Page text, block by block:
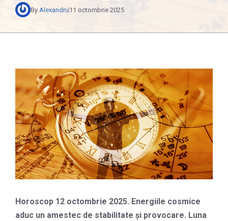
By Alexandru 11 octombrie 2025
Horoscop 12 octombrie 2025. Energiile cosmice
aduc un amestec de stabilitate și provocare. Luna